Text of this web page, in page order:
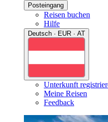
Posteingang
Reisen buchen
Hilfe
Deutsch · EUR · AT
Unterkunft
Meine Reisen
Feedback